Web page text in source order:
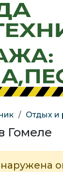
/ Отдых и
Гомеле